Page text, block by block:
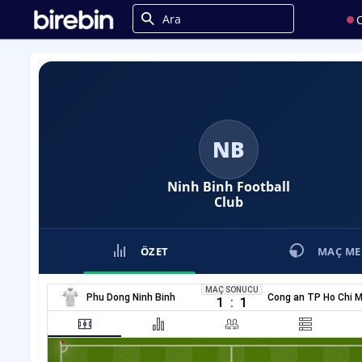
NB
Ninh Binh Football
Club
ÖZET MAÇ
Phu Dong Ninh Binh
MAÇ SONUCU
1 : 1 Cong an TP Ho Chi